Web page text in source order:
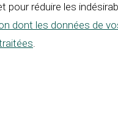
pour réduire les
dont les données de
.